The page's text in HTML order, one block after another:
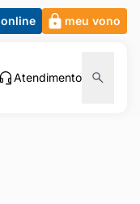
online meu vono
Atendimento